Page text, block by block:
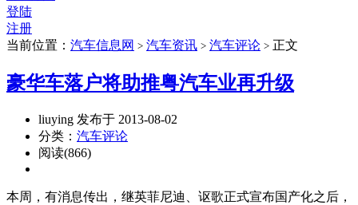
登陆
注册
当前位置： 汽车信息网 > 汽车资讯 > 汽车评论 > 正文
豪华车落户将助推粤汽车业再升级
liuying 发布于 2013-08-02
分类： 汽车评论
阅读(866)
本周，有消息传出，继英菲尼迪、讴歌正式宣布国产化之后，